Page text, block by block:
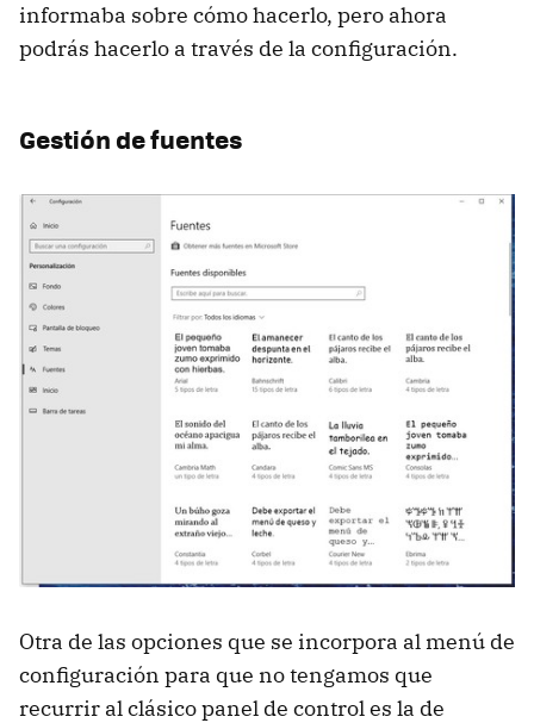
informaba sobre cómo hacerlo, pero ahora
podrás hacerlo a través de la configuración.
Gestión de fuentes
Otra de las opciones que se incorpora al menú de
configuración para que no tengamos que
recurrir al clásico panel de control es la de